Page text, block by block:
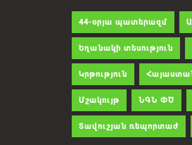
44-օրյա պատերազմ
Եղանակի տեսություն
Կրթություն
Մշակույթ ՆԳՆ ՓԾ
Տավուշյան ռեպորտաժ